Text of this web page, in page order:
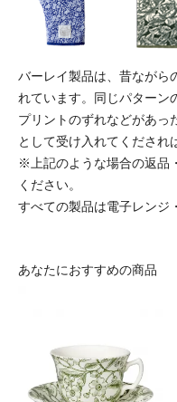
バーレイ製品は、昔ながら
れています。同じパターン
プリントのずれなどがあっ
として受け入れてくだされ
※上記のような場合の返品
ください。
すべての製品は電子レンジ
あなたにおすすめの商品